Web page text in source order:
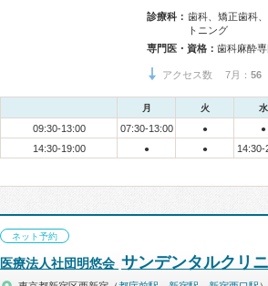
診療科： 歯科、矯正歯科
トニング
専門医・資格： 歯科麻酔
アクセス数 7月： 56
月 火 水
09:30-13:00 07:30-13:00 ● ●
14:30-19:00 ● ● 14:30-
ネット予約
医療法人社団明悠会 サンデンタルクリ